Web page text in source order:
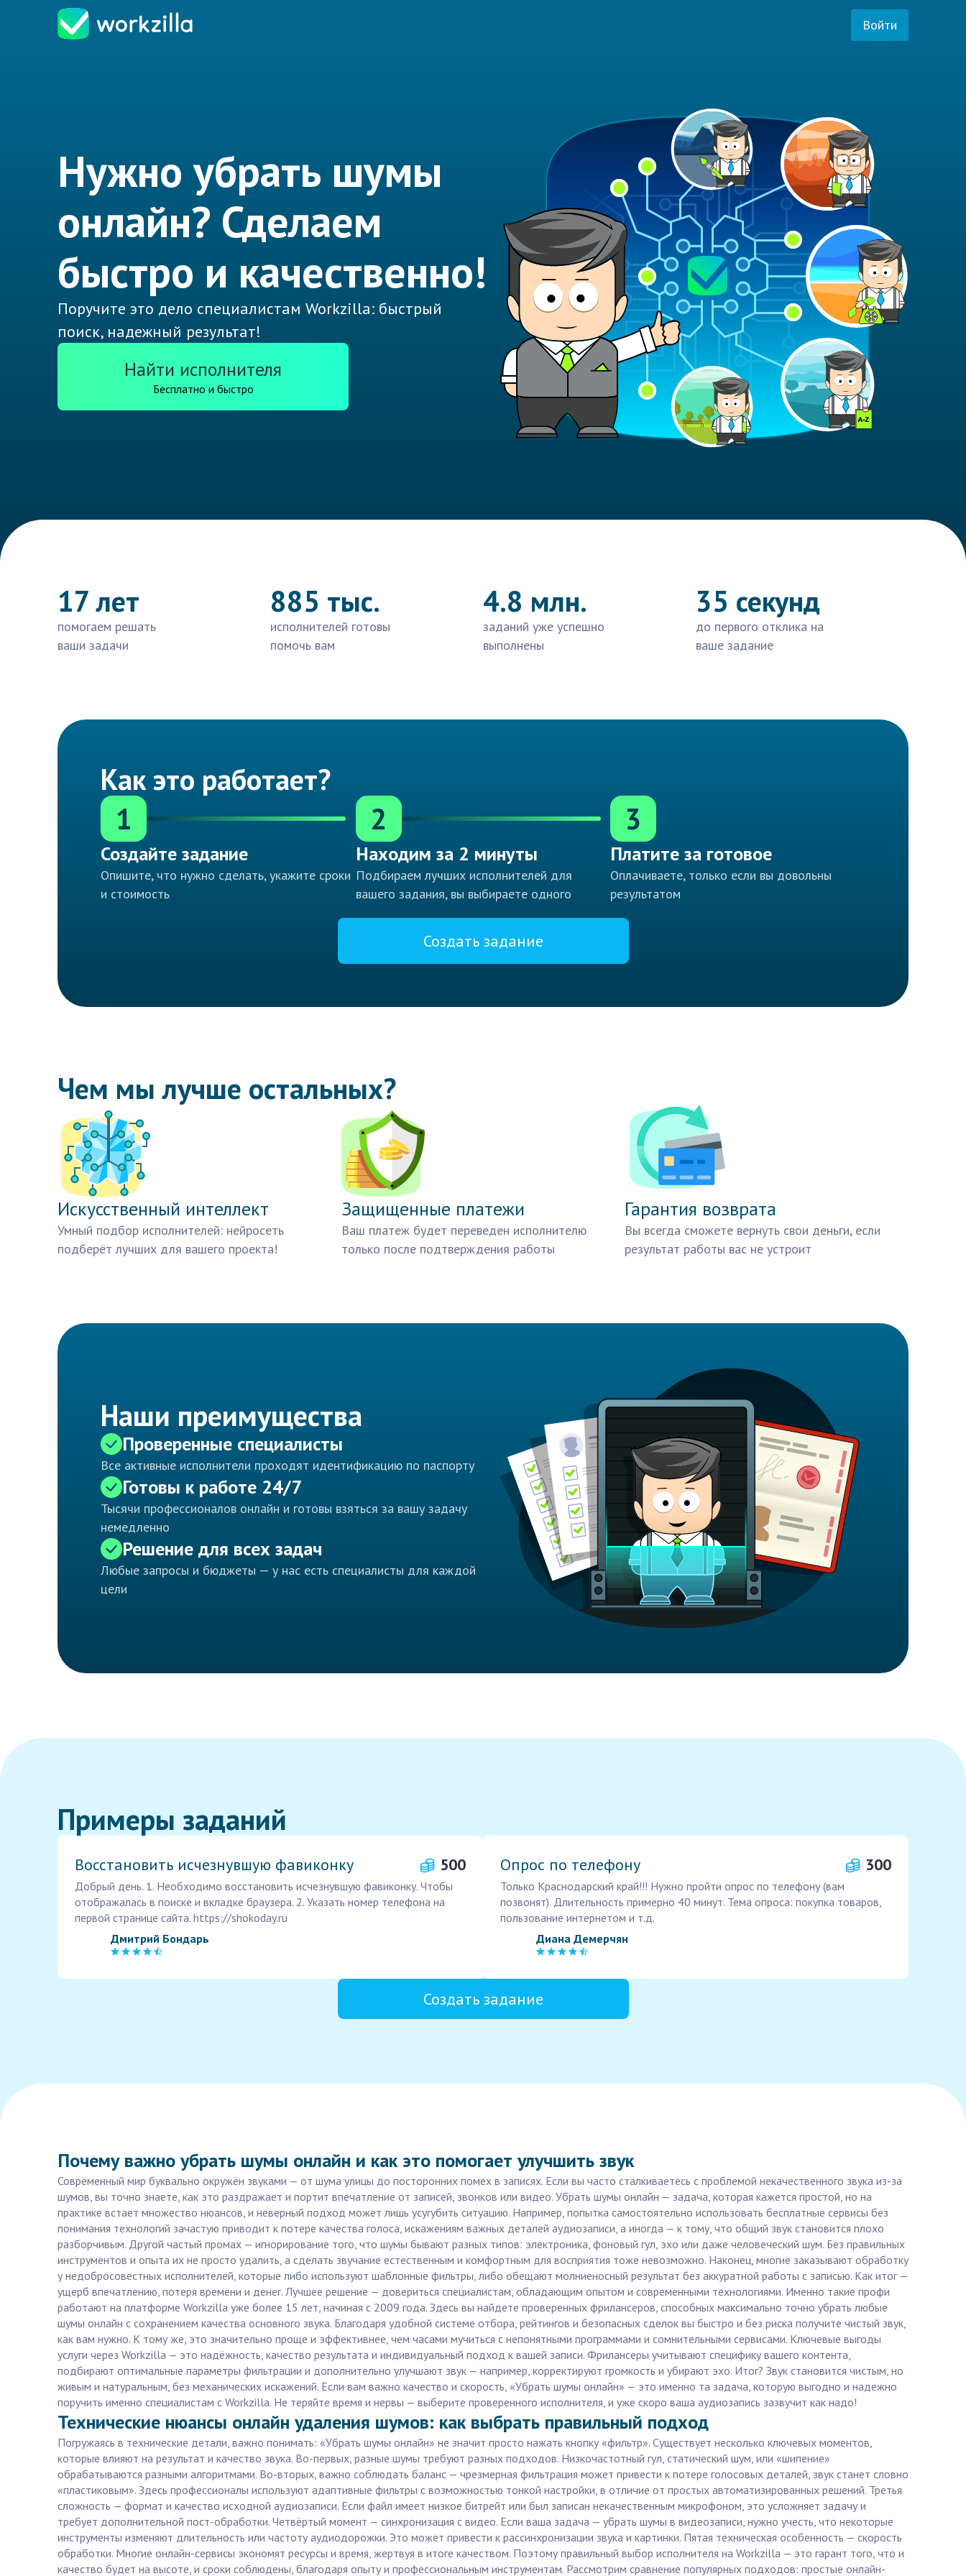
Войти
Нужно убрать шумы
онлайн? Сделаем
быстро и качественно!
Поручите это дело специалистам Workzilla: быстрый
поиск, надежный результат!
Найти исполнителя
Бесплатно и быстро
17 лет
помогаем решать
ваши задачи
885 тыс.
исполнителей готовы
помочь вам
4.8 млн.
заданий уже успешно
выполнены
35 секунд
до первого отклика на
ваше задание
Как это работает?
1
Создайте задание
Опишите, что нужно сделать, укажите сроки
и стоимость
2
Находим за 2 минуты
Подбираем лучших исполнителей для
вашего задания, вы выбираете одного
3
Платите за готовое
Оплачиваете, только если вы довольны
результатом
Создать задание
Чем мы лучше остальных?
Искусственный интеллект
Умный подбор исполнителей: нейросеть
подберёт лучших для вашего проекта!
Защищенные платежи
Ваш платеж будет переведен исполнителю
только после подтверждения работы
Гарантия возврата
Вы всегда сможете вернуть свои деньги, если
результат работы вас не устроит
Наши преимущества
Проверенные специалисты
Все активные исполнители проходят идентификацию по паспорту
Готовы к работе 24/7
Тысячи профессионалов онлайн и готовы взяться за вашу задачу
немедленно
Решение для всех задач
Любые запросы и бюджеты — у нас есть специалисты для каждой
цели
Примеры заданий
Восстановить исчезнувшую фавиконку 500
Добрый день. 1. Необходимо восстановить исчезнувшую фавиконку. Чтобы
отображалась в поиске и вкладке браузера. 2. Указать номер телефона на
первой странице сайта. https://shokoday.ru
Дмитрий Бондарь
Опрос по телефону 300
Только Краснодарский край!!! Нужно пройти опрос по телефону (вам
позвонят). Длительность примерно 40 минут. Тема опроса: покупка товаров,
пользование интернетом и т.д.
Диана Демерчян
Создать задание
Почему важно убрать шумы онлайн и как это помогает улучшить звук
Современный мир буквально окружён звуками — от шума улицы до посторонних помех в записях. Если вы часто сталкиваетесь с проблемой некачественного звука из-за
шумов, вы точно знаете, как это раздражает и портит впечатление от записей, звонков или видео. Убрать шумы онлайн — задача, которая кажется простой, но на
практике встает множество нюансов, и неверный подход может лишь усугубить ситуацию. Например, попытка самостоятельно использовать бесплатные сервисы без
понимания технологий зачастую приводит к потере качества голоса, искажениям важных деталей аудиозаписи, а иногда — к тому, что общий звук становится плохо
разборчивым. Другой частый промах — игнорирование того, что шумы бывают разных типов: электроника, фоновый гул, эхо или даже человеческий шум. Без правильных
инструментов и опыта их не просто удалить, а сделать звучание естественным и комфортным для восприятия тоже невозможно. Наконец, многие заказывают обработку
у недобросовестных исполнителей, которые либо используют шаблонные фильтры, либо обещают молниеносный результат без аккуратной работы с записью. Как итог —
ущерб впечатлению, потеря времени и денег. Лучшее решение — довериться специалистам, обладающим опытом и современными технологиями. Именно такие профи
работают на платформе Workzilla уже более 15 лет, начиная с 2009 года. Здесь вы найдете проверенных фрилансеров, способных максимально точно убрать любые
шумы онлайн с сохранением качества основного звука. Благодаря удобной системе отбора, рейтингов и безопасных сделок вы быстро и без риска получите чистый звук,
как вам нужно. К тому же, это значительно проще и эффективнее, чем часами мучиться с непонятными программами и сомнительными сервисами. Ключевые выгоды
услуги через Workzilla — это надёжность, качество результата и индивидуальный подход к вашей записи. Фрилансеры учитывают специфику вашего контента,
подбирают оптимальные параметры фильтрации и дополнительно улучшают звук — например, корректируют громкость и убирают эхо. Итог? Звук становится чистым, но
живым и натуральным, без механических искажений. Если вам важно качество и скорость, «Убрать шумы онлайн» — это именно та задача, которую выгодно и надежно
поручить именно специалистам с Workzilla. Не теряйте время и нервы — выберите проверенного исполнителя, и уже скоро ваша аудиозапись зазвучит как надо!
Технические нюансы онлайн удаления шумов: как выбрать правильный подход
Погружаясь в технические детали, важно понимать: «Убрать шумы онлайн» не значит просто нажать кнопку «фильтр». Существует несколько ключевых моментов,
которые влияют на результат и качество звука. Во-первых, разные шумы требуют разных подходов. Низкочастотный гул, статический шум, или «шипение»
обрабатываются разными алгоритмами. Во-вторых, важно соблюдать баланс — чрезмерная фильтрация может привести к потере голосовых деталей, звук станет словно
«пластиковым». Здесь профессионалы используют адаптивные фильтры с возможностью тонкой настройки, в отличие от простых автоматизированных решений. Третья
сложность — формат и качество исходной аудиозаписи. Если файл имеет низкое битрейт или был записан некачественным микрофоном, это усложняет задачу и
требует дополнительной пост-обработки. Четвёртый момент — синхронизация с видео. Если ваша задача — убрать шумы в видеозаписи, нужно учесть, что некоторые
инструменты изменяют длительность или частоту аудиодорожки. Это может привести к рассинхронизации звука и картинки. Пятая техническая особенность — скорость
обработки. Многие онлайн-сервисы экономят ресурсы и время, жертвуя в итоге качеством. Поэтому правильный выбор исполнителя на Workzilla — это гарант того, что и
качество будет на высоте, и сроки соблюдены, благодаря опыту и профессиональным инструментам. Рассмотрим сравнение популярных подходов: простые онлайн-